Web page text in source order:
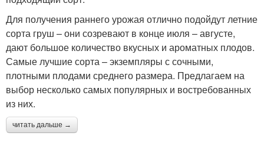
Для получения раннего урожая отлично подойдут летние
сорта груш – они созревают в конце июля – августе,
дают большое количество вкусных и ароматных плодов.
Самые лучшие сорта – экземпляры с сочными,
плотными плодами среднего размера. Предлагаем на
выбор несколько самых популярных и востребованных
из них.
читать дальше →